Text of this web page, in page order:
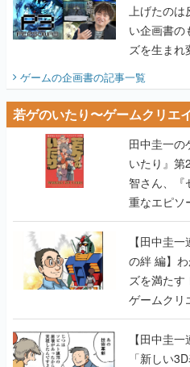
上げたの
い企画書の
ズを生まれ
ゲームの企画書の記事一覧
若ゲのいたり〜ゲームクリエ
田中圭一の
いたり』第
智さん、『
重なエピソ
【田中圭一
の絆 編】
ズを満たす
ゲームクリ
【若ゲのい
【田中圭
「新しい